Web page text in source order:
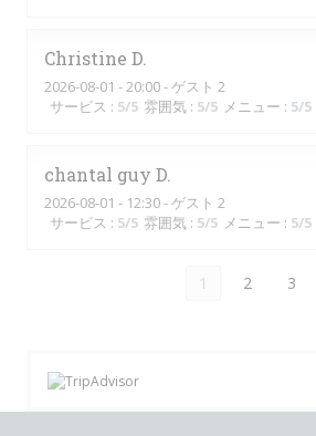
Christine D
2026-08-01 - 20:00 - ゲスト 2
サービス : 5/5 雰囲気 : 5/5 メニュー : 5/5
chantal guy D
2026-08-01 - 12:30 - ゲスト 2
サービス : 5/5 雰囲気 : 5/5 メニュー : 5/5
1 2 3